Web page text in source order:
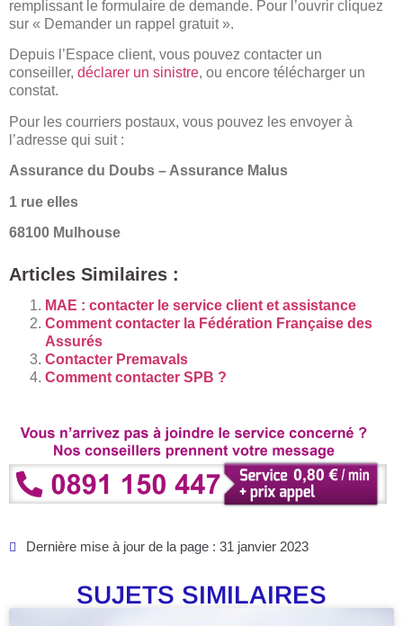
remplissant le formulaire de demande. Pour l’ouvrir cliquez
sur « Demander un rappel gratuit ».
Depuis l’Espace client, vous pouvez contacter un
conseiller, déclarer un sinistre, ou encore télécharger un
constat.
Pour les courriers postaux, vous pouvez les envoyer à
l’adresse qui suit :
Assurance du Doubs – Assurance Malus
1 rue elles
68100 Mulhouse
Articles Similaires :
MAE : contacter le service client et assistance
Comment contacter la Fédération Française des
Assurés
Contacter Premavals
Comment contacter SPB ?
Dernière mise à jour de la page : 31 janvier 2023
SUJETS SIMILAIRES